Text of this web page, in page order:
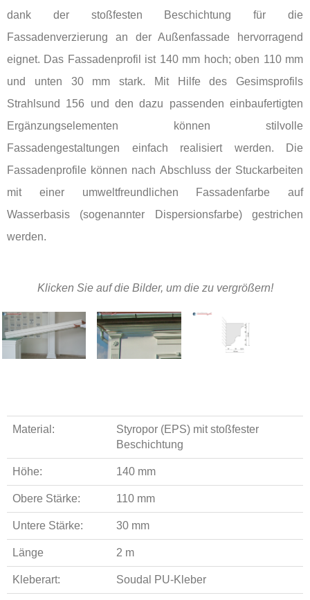
dank der stoßfesten Beschichtung für die
Fassadenverzierung an der Außenfassade hervorragend
eignet. Das Fassadenprofil ist 140 mm hoch; oben 110 mm
und unten 30 mm stark. Mit Hilfe des Gesimsprofils
Strahlsund 156 und den dazu passenden einbaufertigten
Ergänzungselementen können stilvolle
Fassadengestaltungen einfach realisiert werden. Die
Fassadenprofile können nach Abschluss der Stuckarbeiten
mit einer umweltfreundlichen Fassadenfarbe auf
Wasserbasis (sogenannter Dispersionsfarbe) gestrichen
werden.
Klicken Sie auf die Bilder, um die zu vergrößern!
Material:
Styropor (EPS) mit stoßfester
Beschichtung
Höhe: 140 mm
Obere Stärke: 110 mm
Untere Stärke: 30 mm
Länge 2 m
Kleberart: Soudal PU-Kleber